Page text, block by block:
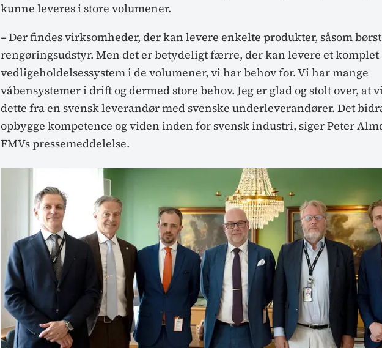
kunne leveres i store volumener.
– Der findes virksomheder, der kan levere enkelte produkter, såsom
rengøringsudstyr. Men det er betydeligt færre, der kan levere et komplet
vedligeholdelsessystem i de volumener, vi har behov for. Vi har mange
våbensystemer i drift og dermed store behov. Jeg er glad og stolt over, at
dette fra en svensk leverandør med svenske underleverandører. Det
opbygge kompetence og viden inden for svensk industri, siger Peter
FMVs pressemeddelelse.